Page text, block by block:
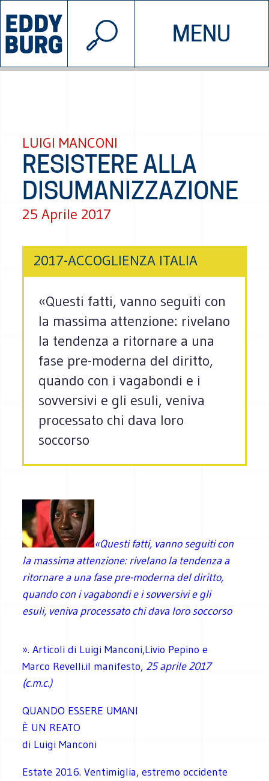
MENU
INIZIATIVE CHI SIAMO
© 2026 EDDYBURG
LUIGI MANCONI
RESISTERE ALLA
DISUMANIZZAZIONE
25 Aprile 2017
2017-ACCOGLIENZA ITALIA
«Questi fatti, vanno seguiti con
la massima attenzione: rivelano
la tendenza a ritornare a una
fase pre-moderna del diritto,
quando con i vagabondi e i
sovversivi e gli esuli, veniva
processato chi dava loro
soccorso
«Questi fatti, vanno seguiti con
la massima attenzione: rivelano la tendenza a
ritornare a una fase pre-moderna del diritto,
quando con i vagabondi e i sovversivi e gli
esuli, veniva processato chi dava loro soccorso
». Articoli di Luigi Manconi,Livio Pepino e
Marco Revelli.il manifesto, 25 aprile 2017
(c.m.c.)
QUANDO ESSERE UMANI
È UN REATO
di Luigi Manconi
Estate 2016. Ventimiglia, estremo occidente